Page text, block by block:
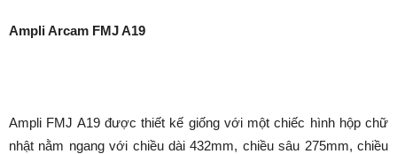
Ampli Arcam FMJ A19
Ampli FMJ A19 được thiết kế giống với một chiếc hình hộp chữ
nhật nằm ngang với chiều dài 432mm, chiều sâu 275mm, chiều